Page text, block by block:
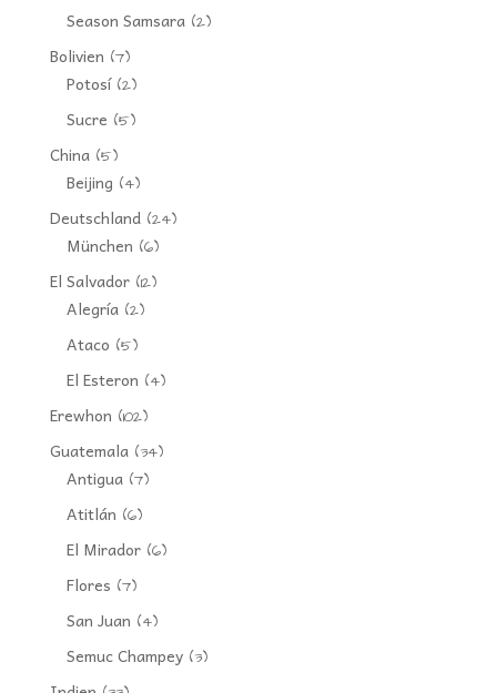
Season Samsara(2)
Bolivien (7)
Potosí(2)
Sucre (5)
China(5)
Beijing (4)
Deutschland(24)
München (6)
El Salvador(12)
Alegría(2)
Ataco (5)
El Esteron (4)
Erewhon (102)
Guatemala(34)
Antigua(7)
Atitlán (6)
El Mirador(6)
Flores (7)
San Juan (4)
Semuc Champey(3)